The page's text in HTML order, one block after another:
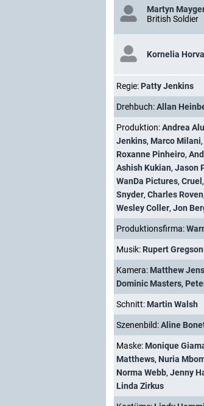
Martyn
British Soldier
Kornelia
Regie: Patty Jenkins
Drehbuch:Allan
Produktion:Andrea
Jenkins, Marco Milani,
Roxanne Pinheiro,
Ashish Kukian, Jason
WanDa Pictures, Cruel ,
Snyder, Charles Roven,
Wesley Coller, Jon
Produktionsfirma:
Musik: Rupert
Kamera: Matthew
Dominic Masters,
Schnitt: Martin Walsh
Szenenbild:Aline
Maske: Monique
Matthews, Nuria
Norma Webb, Jenny
Linda Zirkus